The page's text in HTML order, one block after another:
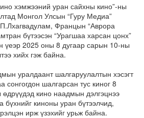
хэмжээний уран сайхны кино”-ны
Монгол Улсын “Гуру Медиа”
Францын “Аврора
бүтээсэн “Урагшаа харсан цонх”
үеэр 2025 оны 8 дугаар сарын 10-ны
хийх гэж байна.
уралдаант шалгаруулалтын хэсэгт
сонгогдон шалгарсан тус киног 8
кино наадмын дэлгэцнээ
бүхнийг киноны уран бүтээлчид,
ирж үзэхийг урьж байна.